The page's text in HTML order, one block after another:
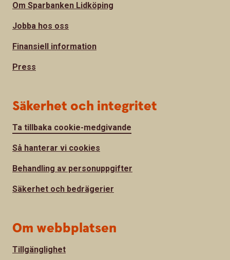
Om Sparbanken Lidköping
Jobba hos oss
Finansiell information
Press
Säkerhet och integritet
Ta tillbaka cookie-medgivande
Så hanterar vi cookies
Behandling av personuppgifter
Säkerhet och bedrägerier
Om webbplatsen
Tillgänglighet